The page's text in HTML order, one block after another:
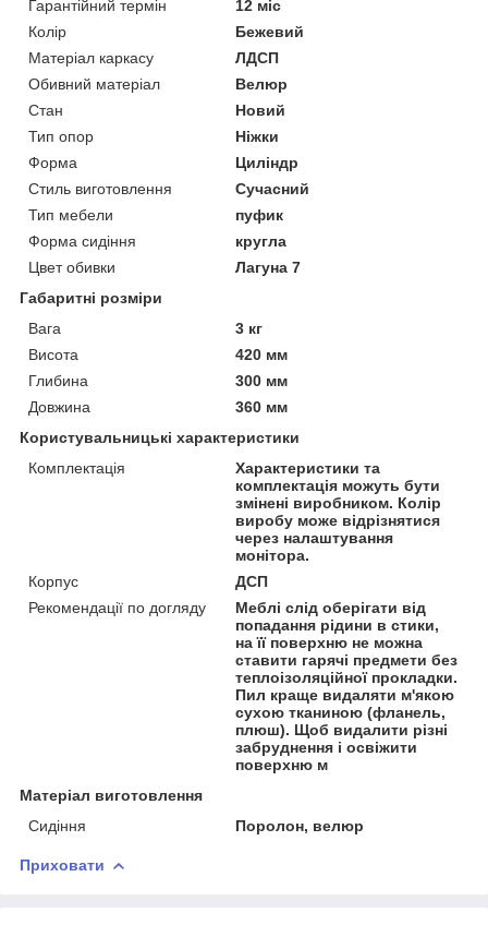
Гарантійний термін
12 міс
Колір
Бежевий
Матеріал каркасу
ЛДСП
Обивний матеріал
Велюр
Стан
Новий
Тип опор
Ніжки
Форма
Циліндр
Стиль виготовлення
Сучасний
Тип мебели
пуфик
Форма сидіння
кругла
Цвет обивки
Лагуна 7
Габаритні розміри
Вага
3 кг
Висота
420 мм
Глибина
300 мм
Довжина
360 мм
Користувальницькі характеристики
Комплектація
Характеристики та
комплектація можуть бути
змінені виробником. Колір
виробу може відрізнятися
через налаштування
монітора.
Корпус
ДСП
Рекомендації по догляду
Меблі слід оберігати від
попадання рідини в стики,
на її поверхню не можна
ставити гарячі предмети без
теплоізоляційної прокладки.
Пил краще видаляти м'якою
сухою тканиною (фланель,
плюш). Щоб видалити різні
забруднення і освіжити
поверхню м
Матеріал виготовлення
Сидіння
Поролон, велюр
Приховати